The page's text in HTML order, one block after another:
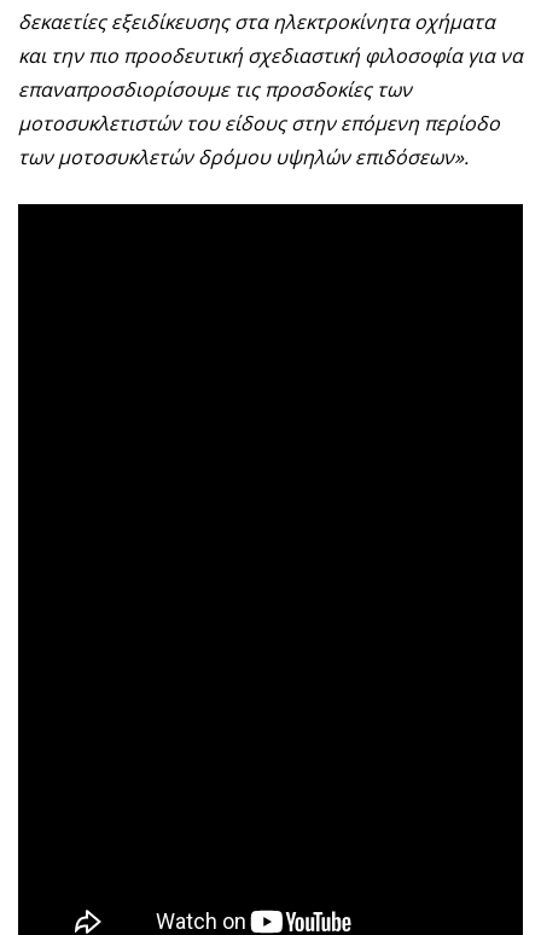
δεκαετίες εξειδίκευσης στα ηλεκτροκίνητα οχήματα
και την πιο προοδευτική σχεδιαστική φιλοσοφία για να
επαναπροσδιορίσουμε τις προσδοκίες των
μοτοσυκλετιστών του είδους στην επόμενη περίοδο
των μοτοσυκλετών δρόμου υψηλών επιδόσεων».